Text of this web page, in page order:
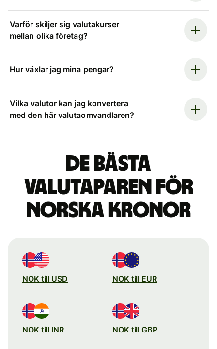
Varför skiljer sig valutakurser
mellan olika företag?
Hur växlar jag mina pengar?
Vilka valutor kan jag konvertera
med den här valutaomvandlaren?
De bästa
valutaparen för
norska kronor
NOK till USD NOK till EUR
NOK till INR NOK till GBP